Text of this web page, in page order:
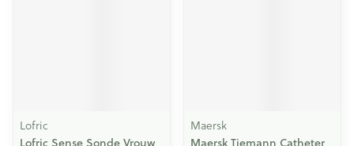
Lofric
Lofric Sense Sonde Vrouw
Maersk
Maersk Tiemann Catheter